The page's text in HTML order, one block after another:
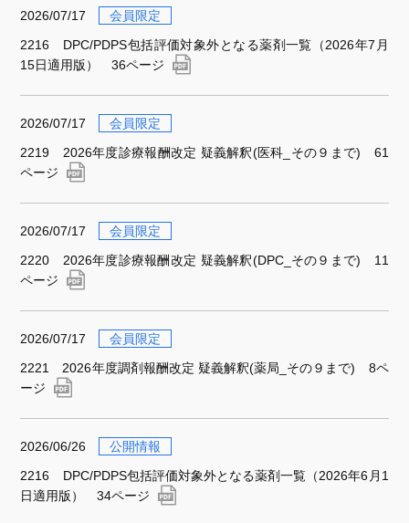
2026/07/17
会員限定
2216 DPC/PDPS包括評価対象外となる薬剤一覧（2026年7月
15日適用版） 36ページ
2026/07/17
会員限定
2219 2026年度診療報酬改定 疑義解釈(医科_その９まで) 61
ページ
2026/07/17
会員限定
2220 2026年度診療報酬改定 疑義解釈(DPC_その９まで) 11
ページ
2026/07/17
会員限定
2221 2026年度調剤報酬改定 疑義解釈(薬局_その９まで) 8ペ
ージ
2026/06/26
公開情報
2216 DPC/PDPS包括評価対象外となる薬剤一覧（2026年6月1
日適用版） 34ページ